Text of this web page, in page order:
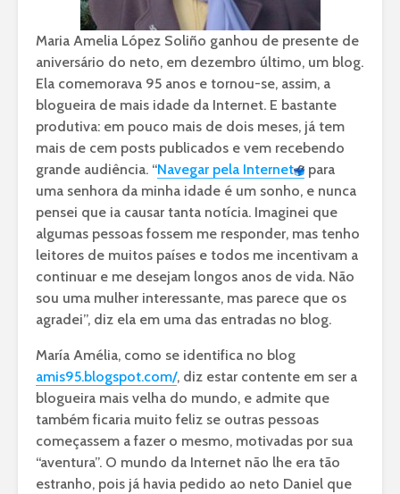
Maria Amelia López Soliño ganhou de presente de
aniversário do neto, em dezembro último, um blog.
Ela comemorava 95 anos e tornou-se, assim, a
blogueira de mais idade da Internet. E bastante
produtiva: em pouco mais de dois meses, já tem
mais de cem posts publicados e vem recebendo
grande audiência. “Navegar pela Internet
para
uma senhora da minha idade é um sonho, e nunca
pensei que ia causar tanta notícia. Imaginei que
algumas pessoas fossem me responder, mas tenho
leitores de muitos países e todos me incentivam a
continuar e me desejam longos anos de vida. Não
sou uma mulher interessante, mas parece que os
agradei”, diz ela em uma das entradas no blog.
María Amélia, como se identifica no blog
amis95.blogspot.com/, diz estar contente em ser a
blogueira mais velha do mundo, e admite que
também ficaria muito feliz se outras pessoas
começassem a fazer o mesmo, motivadas por sua
“aventura”. O mundo da Internet não lhe era tão
estranho, pois já havia pedido ao neto Daniel que